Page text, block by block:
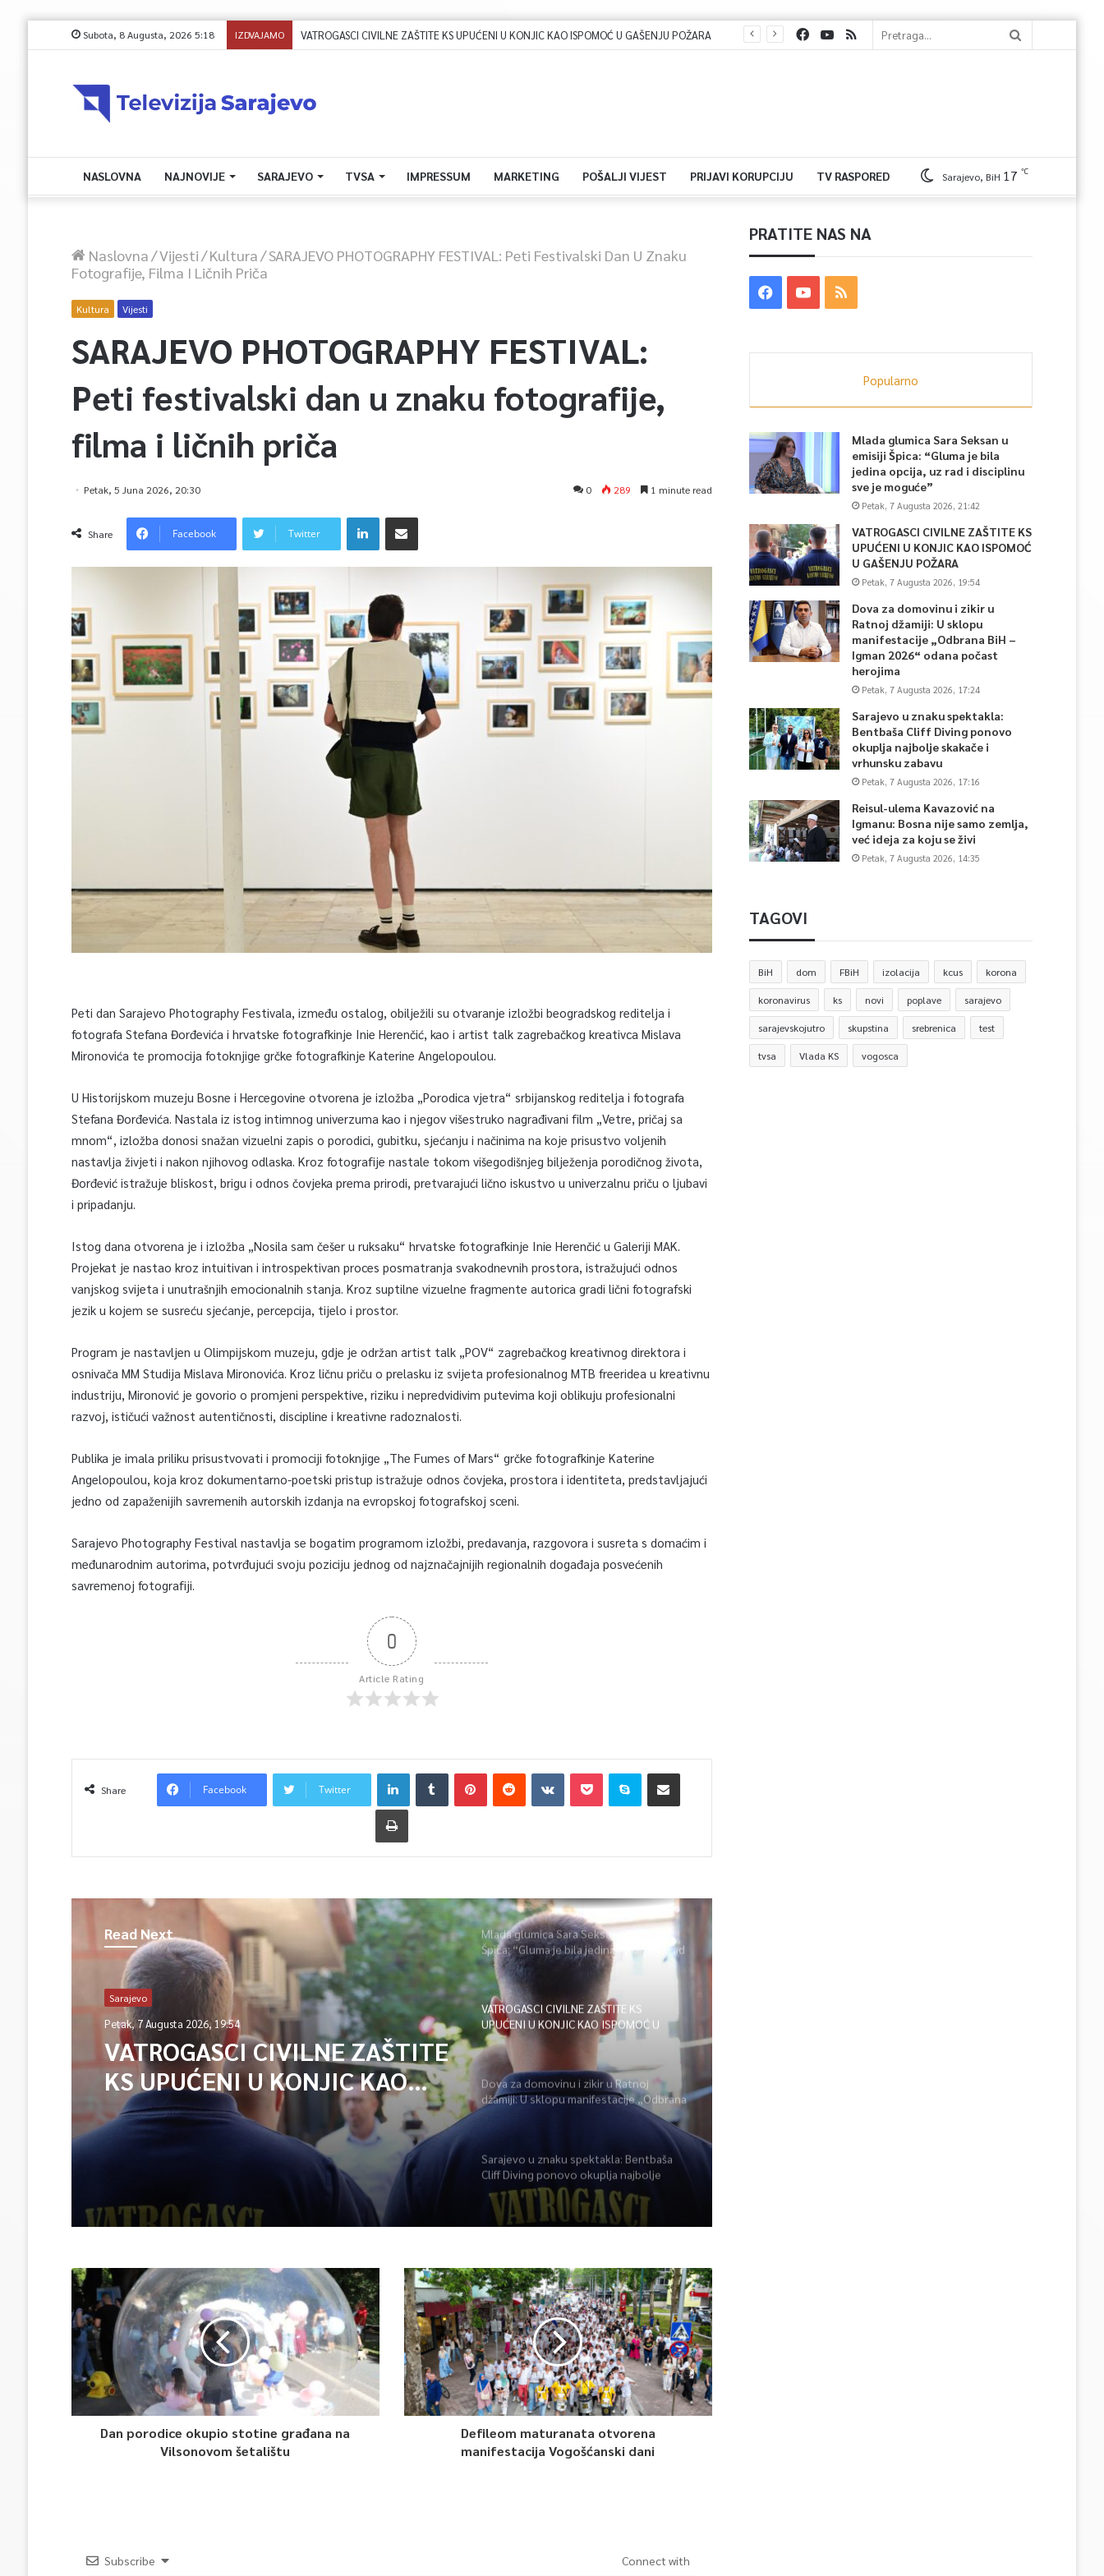
Subota, 8 Augusta, 2026 5:18 IZDVAJAMO VATROGASCI CIVILNE ZAŠTITE KS UPUĆENI U KONJIC KAO ISPOMOĆ U GAŠENJU POŽARA
NASLOVNA NAJNOVIJE SARAJEVO TVSA IMPRESSUM MARKETING POŠALJI VIJEST PRIJAVI KORUPCIJU TV RASPORED Sarajevo, BiH 17 ℃
Naslovna/Vijesti/Kultura/SARAJEVO PHOTOGRAPHY FESTIVAL: Peti Festivalski Dan U Znaku
Fotografije, Filma I Ličnih Priča
Kultura Vijesti
SARAJEVO PHOTOGRAPHY FESTIVAL:
Peti festivalski dan u znaku fotografije,
filma i ličnih priča
Petak, 5 Juna 2026, 20:30 0 289 1 minute read
Share Facebook Twitter
Peti dan Sarajevo Photography Festivala, između ostalog, obilježili su otvaranje izložbi beogradskog reditelja i
fotografa Stefana Đorđevića i hrvatske fotografkinje Inie Herenčić, kao i artist talk zagrebačkog kreativca Mislava
Mironovića te promocija fotoknjige grčke fotografkinje Katerine Angelopoulou.
U Historijskom muzeju Bosne i Hercegovine otvorena je izložba „Porodica vjetra“ srbijanskog reditelja i fotografa
Stefana Đorđevića. Nastala iz istog intimnog univerzuma kao i njegov višestruko nagrađivani film „Vetre, pričaj sa
mnom“, izložba donosi snažan vizuelni zapis o porodici, gubitku, sjećanju i načinima na koje prisustvo voljenih
nastavlja živjeti i nakon njihovog odlaska. Kroz fotografije nastale tokom višegodišnjeg bilježenja porodičnog života,
Đorđević istražuje bliskost, brigu i odnos čovjeka prema prirodi, pretvarajući lično iskustvo u univerzalnu priču o ljubavi
i pripadanju.
Istog dana otvorena je i izložba „Nosila sam češer u ruksaku“ hrvatske fotografkinje Inie Herenčić u Galeriji MAK.
Projekat je nastao kroz intuitivan i introspektivan proces posmatranja svakodnevnih prostora, istražujući odnos
vanjskog svijeta i unutrašnjih emocionalnih stanja. Kroz suptilne vizuelne fragmente autorica gradi lični fotografski
jezik u kojem se susreću sjećanje, percepcija, tijelo i prostor.
Program je nastavljen u Olimpijskom muzeju, gdje je održan artist talk „POV“ zagrebačkog kreativnog direktora i
osnivača MM Studija Mislava Mironovića. Kroz ličnu priču o prelasku iz svijeta profesionalnog MTB freeridea u kreativnu
industriju, Mironović je govorio o promjeni perspektive, riziku i nepredvidivim putevima koji oblikuju profesionalni
razvoj, ističući važnost autentičnosti, discipline i kreativne radoznalosti.
Publika je imala priliku prisustvovati i promociji fotoknjige „The Fumes of Mars“ grčke fotografkinje Katerine
Angelopoulou, koja kroz dokumentarno-poetski pristup istražuje odnos čovjeka, prostora i identiteta, predstavljajući
jedno od zapaženijih savremenih autorskih izdanja na evropskoj fotografskoj sceni.
Sarajevo Photography Festival nastavlja se bogatim programom izložbi, predavanja, razgovora i susreta s domaćim i
međunarodnim autorima, potvrđujući svoju poziciju jednog od najznačajnijih regionalnih događaja posvećenih
savremenoj fotografiji.
0
Article Rating
Share Facebook Twitter
Read Next
Sarajevo
Petak, 7 Augusta 2026, 19:54
VATROGASCI CIVILNE ZAŠTITE
KS UPUĆENI U KONJIC KAO
ISPOMOĆ U GAŠENJU POŽARA
Mlada glumica Sara Seksan u emisiji
Špica: “Gluma je bila jedina opcija, uz rad
i disciplinu sve je moguće”
VATROGASCI CIVILNE ZAŠTITE KS
UPUĆENI U KONJIC KAO ISPOMOĆ U
GAŠENJU POŽARA
Dova za domovinu i zikir u Ratnoj
džamiji: U sklopu manifestacije „Odbrana
BiH – Igman 2026“ odana počast
Sarajevo u znaku spektakla: Bentbaša
Cliff Diving ponovo okuplja najbolje
skakače i vrhunsku zabavu
Dan porodice okupio stotine građana na
Vilsonovom šetalištu
Defileom maturanata otvorena
manifestacija Vogošćanski dani
Subscribe Connect with
PRATITE NAS NA
Popularno
Mlada glumica Sara Seksan u
emisiji Špica: “Gluma je bila
jedina opcija, uz rad i disciplinu
sve je moguće”
Petak, 7 Augusta 2026, 21:42
VATROGASCI CIVILNE ZAŠTITE KS
UPUĆENI U KONJIC KAO ISPOMOĆ
U GAŠENJU POŽARA
Petak, 7 Augusta 2026, 19:54
Dova za domovinu i zikir u
Ratnoj džamiji: U sklopu
manifestacije „Odbrana BiH –
Igman 2026“ odana počast
herojima
Petak, 7 Augusta 2026, 17:24
Sarajevo u znaku spektakla:
Bentbaša Cliff Diving ponovo
okuplja najbolje skakače i
vrhunsku zabavu
Petak, 7 Augusta 2026, 17:16
Reisul-ulema Kavazović na
Igmanu: Bosna nije samo zemlja,
već ideja za koju se živi
Petak, 7 Augusta 2026, 14:35
TAGOVI
BiH dom FBiH izolacija kcus korona
koronavirus ks novi poplave sarajevo
sarajevskojutro skupstina srebrenica test
tvsa Vlada KS vogosca